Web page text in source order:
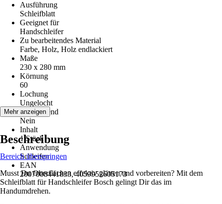
Ausführung
Schleifblatt
Geeignet für
Handschleifer
Zu bearbeitendes Material
Farbe, Holz, Holz endlackiert
Maße
230 x 280 mm
Körnung
60
Lochung
Ungelocht
Kletthaftend
Nein
Inhalt
1 Stück
Anwendung
Schleifen
EAN
2007008441833, 4059952605173
Mehr anzeigen
Beschreibung
Bereich überspringen
Musst Du Oberflächen effektiv glätten und vorbereiten? Mit dem
Schleifblatt für Handschleifer Bosch gelingt Dir das im
Handumdrehen.